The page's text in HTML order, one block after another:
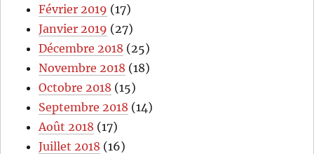
Février 2019 (17)
Janvier 2019 (27)
Décembre 2018 (25)
Novembre 2018 (18)
Octobre 2018 (15)
Septembre 2018 (14)
Août 2018 (17)
Juillet 2018 (16)